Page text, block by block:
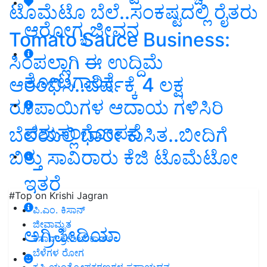
ಆರೋಗ್ಯ ಜೀವನ
ತೋಟಗಾರಿಕೆ
ಪಶುಸಂಗೋಪನೆ
ಇತರೆ
ಅಗ್ರಿಪೀಡಿಯಾ
ಟೊಮೆಟೊ ಬೆಲೆ..ಸಂಕಷ್ಟದಲ್ಲಿ ರೈತರು
Tomato Sauce Business:
ಸಿಂಪಲ್ಲಾಗಿ ಈ ಉದ್ದಿಮೆ
ಆರಂಭಿಸಿ..ವರ್ಷಕ್ಕೆ 4 ಲಕ್ಷ
ರೂಪಾಯಿಗಳ ಆದಾಯ ಗಳಿಸಿರಿ
ಬೆಲೆಯಲ್ಲಿ ಭಾರೀ ಕುಸಿತ..ಬೀದಿಗೆ
ಬಿತ್ತು ಸಾವಿರಾರು ಕೆಜಿ ಟೊಮೆಟೋ
#Top on Krishi Jagran
ಪಿ.ಎಂ. ಕಿಸಾನ್
ಜೀವಾಮೃತ
ಕಿಸಾನ್ ಕ್ರೇಡಿಟ್ ಕಾರ್ಡ್
ಬೆಳೆಗಳ ರೋಗ